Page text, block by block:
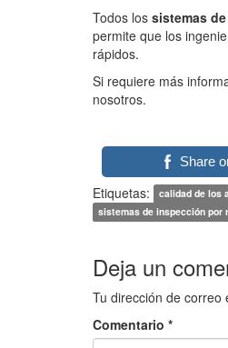
Todos los sistemas
permite que los
rápidos.
Si requiere más
nosotros.
Share
Etiquetas: calidad de los
sistemas de inspección por
Deja un
Tu dirección de correo
Comentario *